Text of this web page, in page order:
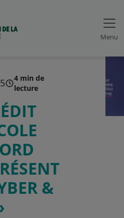
Menu
4 min de
lecture
&